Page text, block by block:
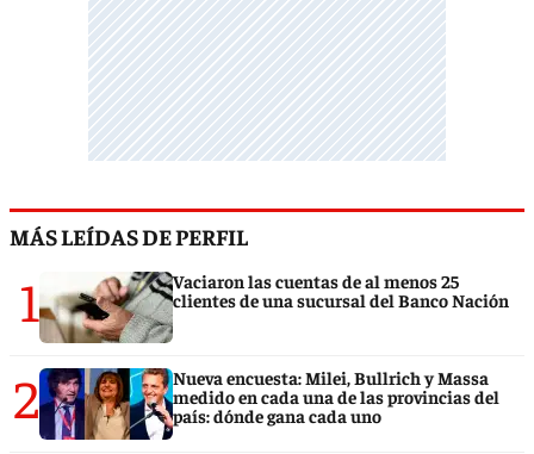
MÁS LEÍDAS DE PERFIL
1
Vaciaron las cuentas de al menos 25
clientes de una sucursal del Banco Nación
2
Nueva encuesta: Milei, Bullrich y Massa
medido en cada una de las provincias del
país: dónde gana cada uno